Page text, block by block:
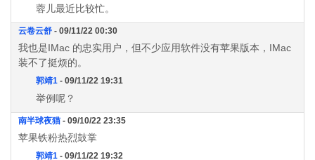
蓉儿最近比较忙。
云卷云舒 - 09/11/22 00:30
我也是IMac 的忠实用户，但不少应用软件没有苹果版本，IMac
装不了挺烦的。
郭靖1 - 09/11/22 19:31
举例呢？
南半球夜猫 - 09/10/22 23:35
苹果铁粉热烈鼓掌
郭靖1 - 09/11/22 19:32